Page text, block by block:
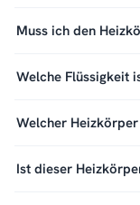
Muss ich den
Welche Flüssigkeit
Welcher
Ist dieser